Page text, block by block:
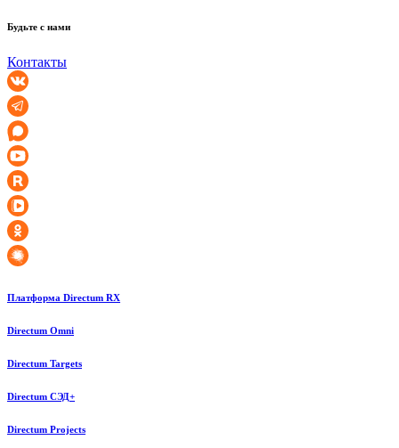
Будьте с нами
Контакты
Платформа Directum RX
Directum Omni
Directum Targets
Directum СЭД+
Directum Projects